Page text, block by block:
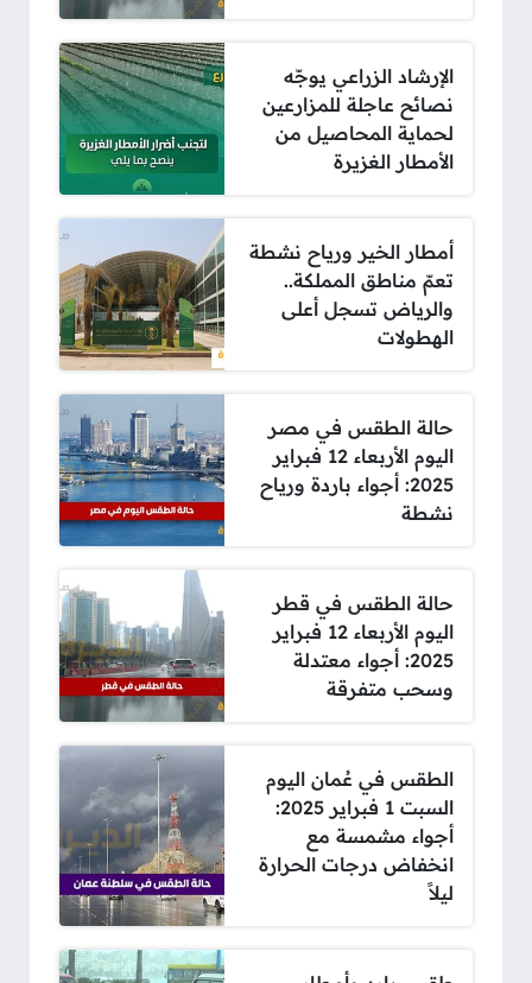
الإرشاد الزراعي يوجّه
نصائح عاجلة للمزارعين
لحماية المحاصيل من
الأمطار الغزيرة
أمطار الخير ورياح نشطة
تعمّ مناطق المملكة..
والرياض تسجل أعلى
الهطولات
حالة الطقس في مصر
اليوم الأربعاء 12 فبراير
2025: أجواء باردة ورياح
نشطة
حالة الطقس في قطر
اليوم الأربعاء 12 فبراير
2025: أجواء معتدلة
وسحب متفرقة
الطقس في عُمان اليوم
السبت 1 فبراير 2025:
أجواء مشمسة مع
انخفاض درجات الحرارة
ليلاً